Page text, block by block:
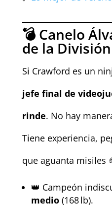
💣 Canelo
de la División
Si Crawford es un
jefe final de
rinde. No hay
Tiene experiencia,
que aguanta misiles
👑 Campeón
medio(168 lb).